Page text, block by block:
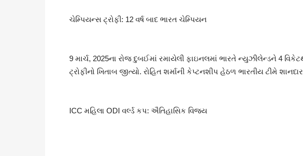
ચેમ્પિયન્સ ટ્રોફી: 12 વર્ષ બાદ ભારત ચેમ્પિયન
9 માર્ચ, 2025ના રોજ દુબઈમાં રમાયેલી ફાઇનલમાં ભારતે ન્યુઝીલેન્ડને 4
ટ્રોફીનો ખિતાબ જીત્યો. રોહિત શર્માની કેપ્ટનશીપ હેઠળ ભારતીય ટીમે
ICC મહિલા ODI વર્લ્ડ કપ: ઐતિહાસિક વિજય